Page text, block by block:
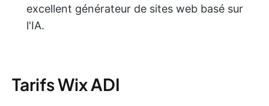
excellent générateur de sites web basé sur
l'IA.
Tarifs Wix ADI